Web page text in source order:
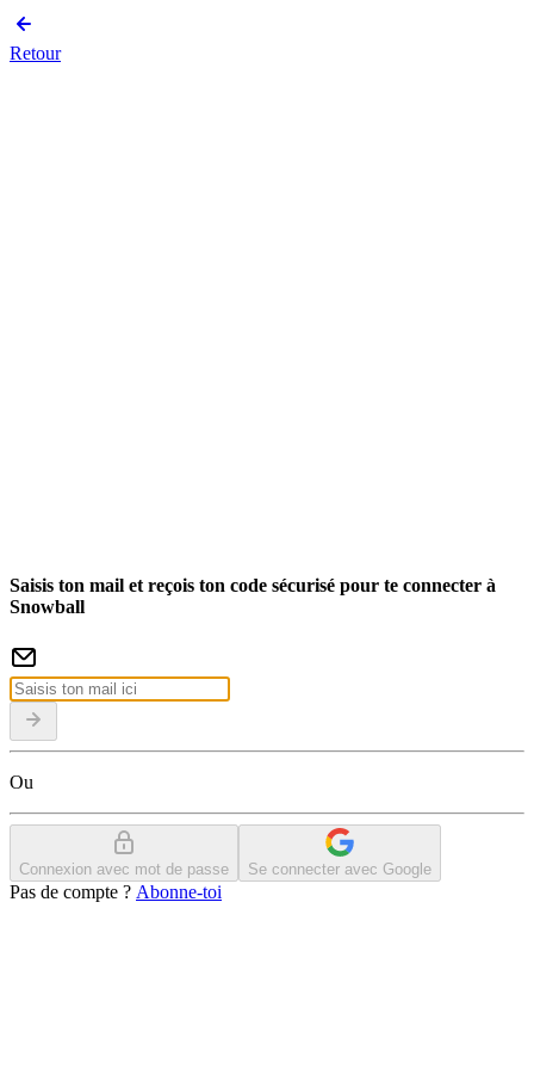
Retour
Saisis ton mail et reçois ton code sécurisé pour te connecter à
Snowball
Ou
Connexion avec mot de passe Se connecter avec Google
Pas de compte ? Abonne-toi